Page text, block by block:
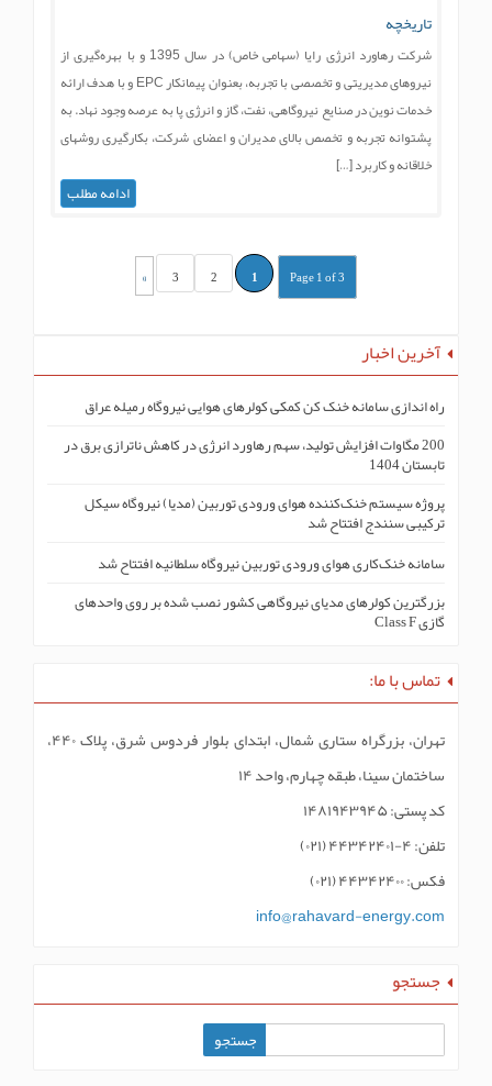
تاریخچه
شرکت رهاورد انرژی رایا (سهامی خاص) در سال 1395 و با بهره‌گیری از
نیروهای مدیریتی و تخصصی با تجربه، بعنوان پیمانکار EPC و با هدف ارائه
خدمات نوین در صنایع نیروگاهی، نفت، گاز و انرژی پا به عرصه وجود نهاد. به
پشتوانه تجربه و تخصص بالای مدیران و اعضای شرکت، بکارگیری روشهای
خلاقانه و کاربرد […]
ادامه مطلب
Page 1 of 3
1
2
3
»
آخرین اخبار
راه اندازی سامانه خنک کن کمکی کولرهای هوایی نیروگاه رمیله عراق
200 مگاوات افزایش تولید، سهم رهاورد انرژی در کاهش ناترازی برق در
تابستان 1404
پروژه سیستم خنک‌کنندە هوای ورودی توربین (مدیا) نیروگاه سیکل
ترکیبی سنندج افتتاح شد
سامانه خنک‌کاری هوای ورودی توربین نیروگاه سلطانیه افتتاح شد
بزرگترین کولرهای مدیای نیروگاهی کشور نصب شده بر روی واحدهای
گازی Class F
تماس با ما:
تهران، بزرگراه ستاری شمال، ابتدای بلوار فردوس شرق، پلاک ۴۴۰،
ساختمان سینا، طبقه چهارم، واحد ۱۴
کد پستی: ۱۴۸۱۹۴۳۹۴۵
تلفن: ۴-۴۴۳۴۲۴۰۱ (۰۲۱)
فکس: ۴۴۳۴۲۴۰۰ (۰۲۱)
info@rahavard-energy.com
جستجو